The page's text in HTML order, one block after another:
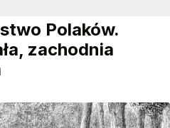
Polaków.
zachodnia